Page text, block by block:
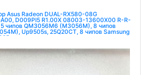
Asus Radeon DUAL-RX580-08G
D009PI5 R1.00X 08003-13600X00 R-R-
чипов QM3056M6 (M3056M), 8 чипов
Up9505s, 25Q20CT, 8 чипов Samsung